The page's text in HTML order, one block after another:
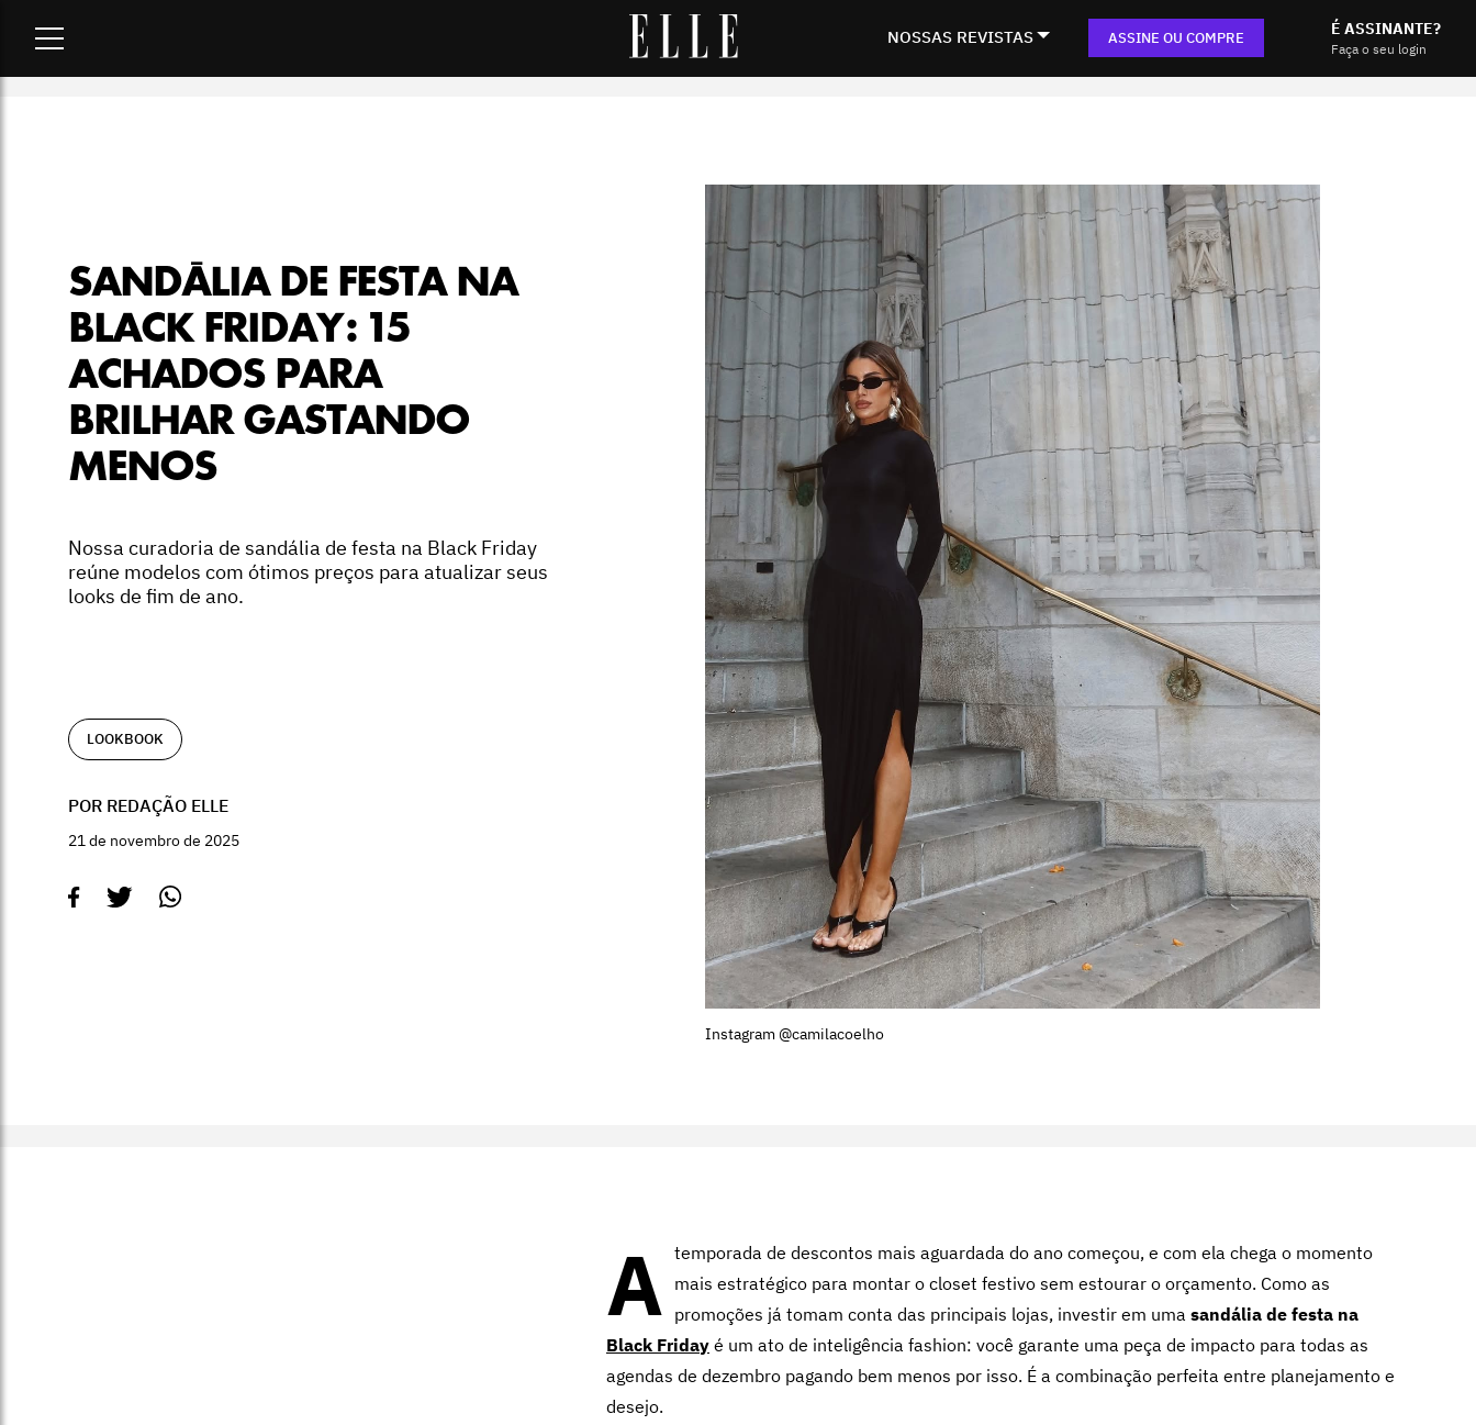
NOSSAS REVISTAS ASSINE OU COMPRE É ASSINANTE?
Faça o seu login
Sandália de festa na Black Friday: 15 achados para brilhar gastando menos
SANDÁLIA DE FESTA NA
BLACK FRIDAY: 15
ACHADOS PARA
BRILHAR GASTANDO
MENOS
Nossa curadoria de sandália de festa na Black Friday
reúne modelos com ótimos preços para atualizar seus
looks de fim de ano.
LOOKBOOK
POR REDAÇÃO ELLE
21 de novembro de 2025
Instagram @camilacoelho
A temporada de descontos mais aguardada do ano começou, e com ela chega o momento
mais estratégico para montar o closet festivo sem estourar o orçamento. Como as
promoções já tomam conta das principais lojas, investir em uma sandália de festa na
Black Friday é um ato de inteligência fashion: você garante uma peça de impacto para todas as
agendas de dezembro pagando bem menos por isso. É a combinação perfeita entre planejamento e
desejo.